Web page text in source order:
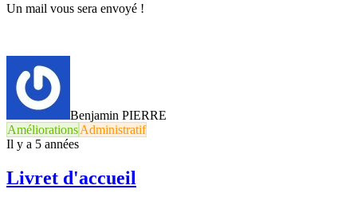
Un mail vous sera envoyé !
Benjamin PIERRE
AméliorationsAdministratif
Il y a 5 années
Livret d'accueil